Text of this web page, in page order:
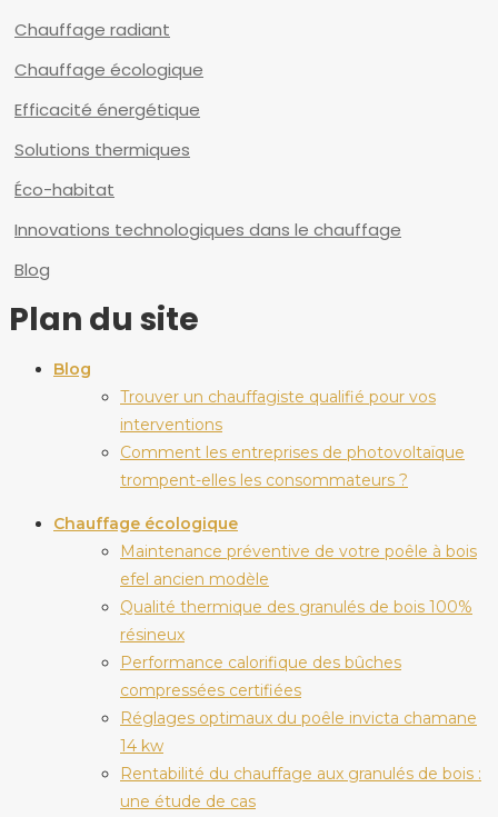
Chauffage radiant
Chauffage écologique
Efficacité énergétique
Solutions thermiques
Éco-habitat
Innovations technologiques dans le chauffage
Blog
Plan du site
Blog
Trouver un chauffagiste qualifié pour vos
interventions
Comment les entreprises de photovoltaïque
trompent-elles les consommateurs ?
Chauffage écologique
Maintenance préventive de votre poêle à bois
efel ancien modèle
Qualité thermique des granulés de bois 100%
résineux
Performance calorifique des bûches
compressées certifiées
Réglages optimaux du poêle invicta chamane
14 kw
Rentabilité du chauffage aux granulés de bois :
une étude de cas